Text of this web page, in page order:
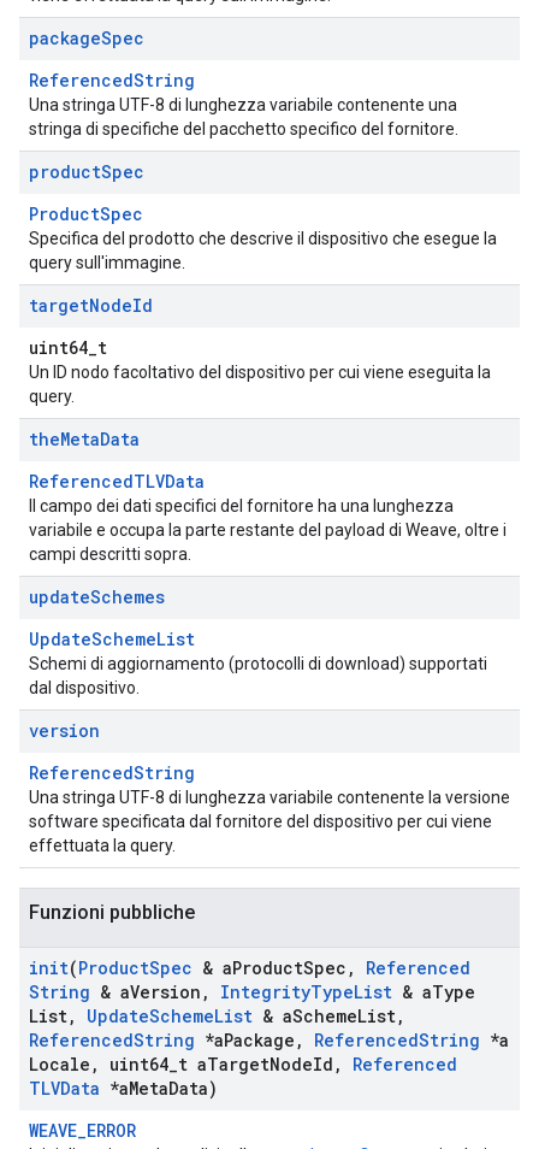
packageSpec
ReferencedString
Una stringa UTF-8 di lunghezza variabile contenente una
stringa di specifiche del pacchetto specifico del fornitore.
productSpec
ProductSpec
Specifica del prodotto che descrive il dispositivo che esegue la
query sull'immagine.
targetNodeId
uint64_t
Un ID nodo facoltativo del dispositivo per cui viene eseguita la
query.
theMetaData
ReferencedTLVData
Il campo dei dati specifici del fornitore ha una lunghezza
variabile e occupa la parte restante del payload di Weave, oltre i
campi descritti sopra.
updateSchemes
UpdateSchemeList
Schemi di aggiornamento (protocolli di download) supportati
dal dispositivo.
version
ReferencedString
Una stringa UTF-8 di lunghezza variabile contenente la versione
software specificata dal fornitore del dispositivo per cui viene
effettuata la query.
Funzioni pubbliche
init(ProductSpec & aProductSpec ,
Referenced
String & aVersion , IntegrityTypeList & aType
List, UpdateSchemeList & aSchemeList,
ReferencedString *aPackage , ReferencedString *a
Locale , uint64 t aTargetNodeId ,
Referenced
TLVData *aMetaData)
WEAVE_ERROR